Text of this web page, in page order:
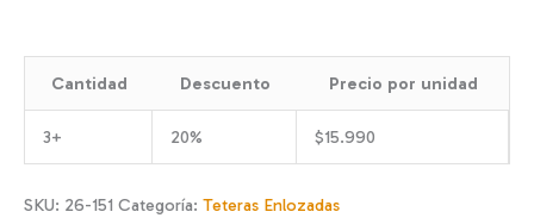
m/
madera
cantidad
Cantidad Descuento Precio por unidad
3+ 20% $15.990
SKU: 26-151 Categoría: Teteras Enlozadas